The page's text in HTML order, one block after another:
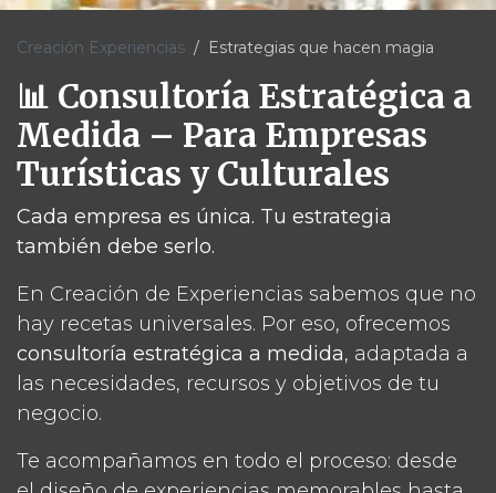
Creación Experiencias Estrategias que hacen magia
📊 Consultoría Estratégica a
Medida – Para Empresas
Turísticas y Culturales
Cada empresa es única. Tu estrategia
también debe serlo.
En Creación de Experiencias sabemos que no
hay recetas universales. Por eso, ofrecemos
consultoría estratégica a medida, adaptada a
las necesidades, recursos y objetivos de tu
negocio.
Te acompañamos en todo el proceso: desde